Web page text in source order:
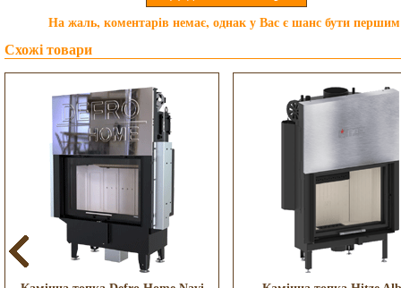
На жаль, коментарів немає, однак у Вас є шанс бути
Схожі товари